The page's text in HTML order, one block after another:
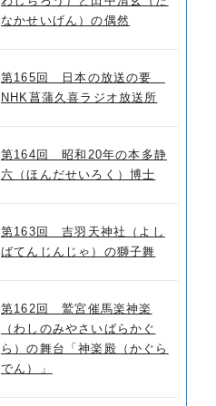
なかせいげん）の偶然
第165回 日本の放送の要
NHK菖蒲久喜ラジオ放送所
第164回 昭和20年の本多静
六（ほんだせいろく）博士
第163回 吉羽天神社（よし
ばてんじんじゃ）の獅子舞
第162回 鷲宮催馬楽神楽
（わしのみやさいばらかぐ
ら）の舞台「神楽殿（かぐら
でん）」